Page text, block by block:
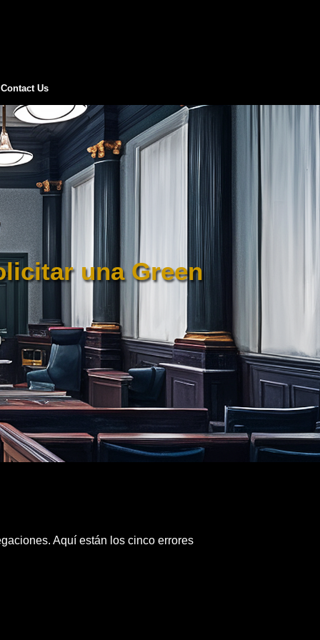
Contact Us
una Green
Aquí están los cinco errores